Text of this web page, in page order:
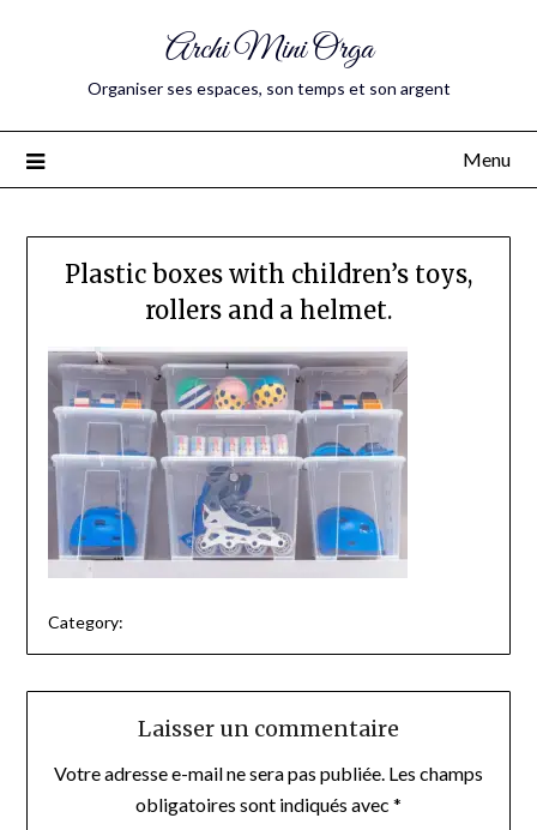
Archi Mini Orga
Organiser ses espaces, son temps et son argent
Menu
Plastic boxes with children’s toys,
rollers and a helmet.
Category:
Laisser un commentaire
Votre adresse e-mail ne sera pas publiée. Les champs
obligatoires sont indiqués avec *